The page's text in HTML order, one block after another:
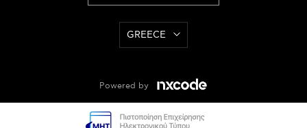
GREECE
Powered by